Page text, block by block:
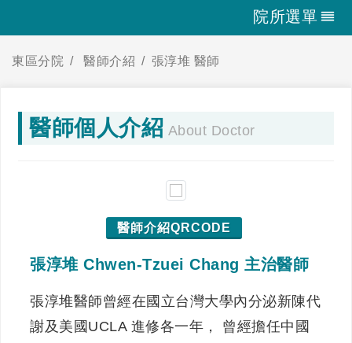
院所選單
東區分院 醫師介紹 張淳堆 醫師
醫師個人介紹 About Doctor
醫師介紹QRCODE
張淳堆 Chwen-Tzuei Chang 主治醫師
張淳堆醫師曾經在國立台灣大學內分泌新陳代
謝及美國UCLA 進修各一年， 曾經擔任中國